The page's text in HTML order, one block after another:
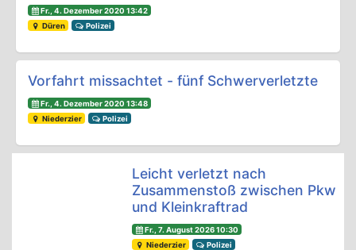
Fr., 4. Dezember 2020 13:42
Düren
Polizei
Vorfahrt missachtet - fünf Schwerverletzte
Fr., 4. Dezember 2020 13:48
Niederzier
Polizei
Leicht verletzt nach
Zusammenstoß zwischen Pkw
und Kleinkraftrad
Fr., 7. August 2026 10:30
Niederzier
Polizei